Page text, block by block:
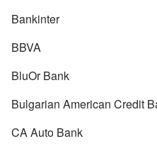
Bankinter
BBVA
BluOr Bank
Bulgarian American Credit
CA Auto Bank